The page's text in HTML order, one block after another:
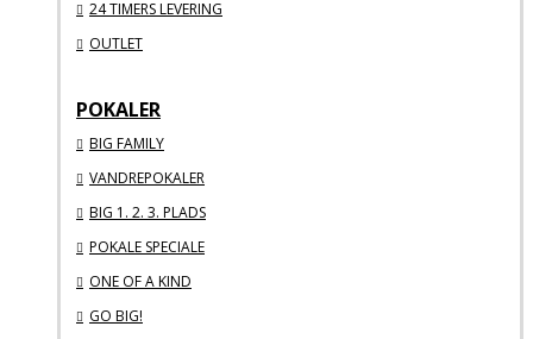
24 TIMERS LEVERING
OUTLET
POKALER
BIG FAMILY
VANDREPOKALER
BIG 1. 2. 3. PLADS
POKALE SPECIALE
ONE OF A KIND
GO BIG!